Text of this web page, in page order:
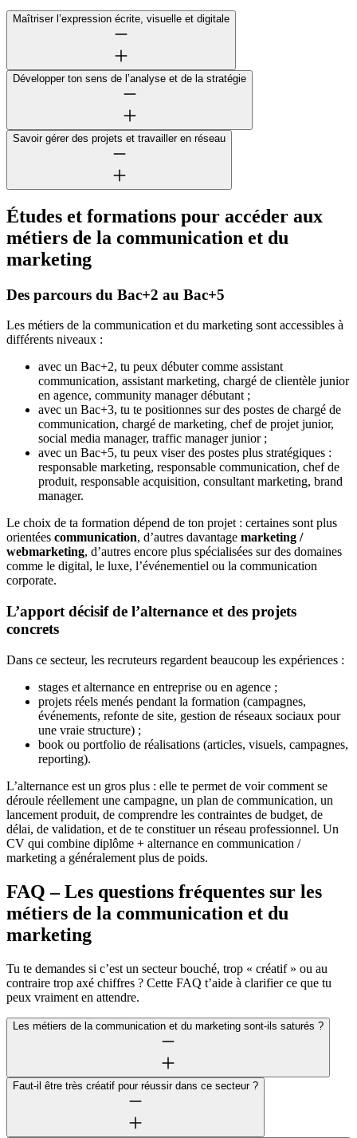
Maîtriser l’expression écrite, visuelle et digitale
Développer ton sens de l’analyse et de la stratégie
Savoir gérer des projets et travailler en réseau
Études et formations pour accéder aux
métiers de la communication et du
marketing
Des parcours du Bac+2 au Bac+5
Les métiers de la communication et du marketing sont accessibles à
différents niveaux :
avec un Bac+2, tu peux débuter comme assistant
communication, assistant marketing, chargé de clientèle junior
en agence, community manager débutant ;
avec un Bac+3, tu te positionnes sur des postes de chargé de
communication, chargé de marketing, chef de projet junior,
social media manager, traffic manager junior ;
avec un Bac+5, tu peux viser des postes plus stratégiques :
responsable marketing, responsable communication, chef de
produit, responsable acquisition, consultant marketing, brand
manager.
Le choix de ta formation dépend de ton projet : certaines sont plus
orientées communication, d’autres davantage marketing /
webmarketing, d’autres encore plus spécialisées sur des domaines
comme le digital, le luxe, l’événementiel ou la communication
corporate.
L’apport décisif de l’alternance et des projets
concrets
Dans ce secteur, les recruteurs regardent beaucoup les expériences :
stages et alternance en entreprise ou en agence ;
projets réels menés pendant la formation (campagnes,
événements, refonte de site, gestion de réseaux sociaux pour
une vraie structure) ;
book ou portfolio de réalisations (articles, visuels, campagnes,
reporting).
L’alternance est un gros plus : elle te permet de voir comment se
déroule réellement une campagne, un plan de communication, un
lancement produit, de comprendre les contraintes de budget, de
délai, de validation, et de te constituer un réseau professionnel. Un
CV qui combine diplôme + alternance en communication /
marketing a généralement plus de poids.
FAQ – Les questions fréquentes sur les
métiers de la communication et du
marketing
Tu te demandes si c’est un secteur bouché, trop « créatif » ou au
contraire trop axé chiffres ? Cette FAQ t’aide à clarifier ce que tu
peux vraiment en attendre.
Les métiers de la communication et du marketing sont-ils saturés ?
Faut-il être très créatif pour réussir dans ce secteur ?